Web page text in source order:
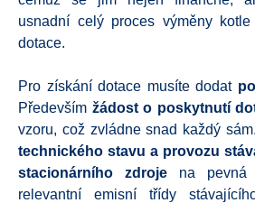
usnadní celý proces výměny
dotace.
Pro získání dotace musíte dodat
Především žádost o poskytnutí
vzoru, což zvládne snad každý sám.
technického stavu a provozu
stacionárního zdroje na pevná
relevantní emisní třídy